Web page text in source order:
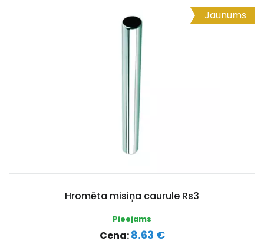
Jaunums
Hromēta misiņa caurule Rs3
Pieejams
Cena:8.63 €